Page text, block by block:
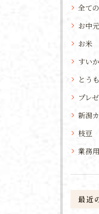
全て
お中元
お米
すいか
とう
プレ
新潟
枝豆
業務用
最近